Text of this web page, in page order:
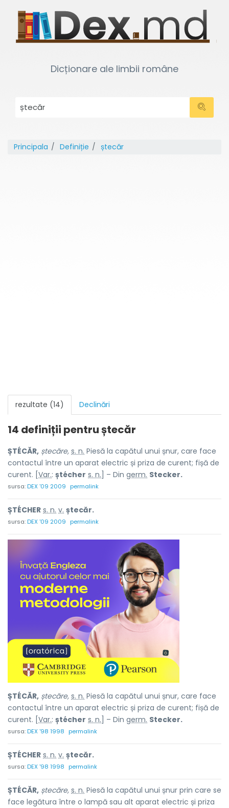
Dicționare ale limbii române
Principala Definiție ștecăr
rezultate (14) Declinări
14 definiții pentruștecăr
ȘTÉCĂR, ștecăre, s. n. Piesă la capătul unui șnur, care face
contactul între un aparat electric și priza de curent; fișă de
curent. [ Var.: ștécher s. n. ] – Din germ. Stecker.
sursa:DEX '09 2009 permalink
ȘTÉCHER s. n. v. ștecăr.
sursa:DEX '09 2009 permalink
ȘTÉCĂR, ștecăre, s. n. Piesă la capătul unui șnur, care face
contactul între un aparat electric și priza de curent; fișă de
curent. [ Var.: ștécher s. n. ] – Din germ. Stecker.
sursa:DEX '98 1998 permalink
ȘTÉCHER s. n. v. ștecăr.
sursa:DEX '98 1998 permalink
ȘTÉCĂR, ștecăre, s. n. Piesă la capătul unui șnur prin care se
face legătura între o lampă sau alt aparat electric și priza